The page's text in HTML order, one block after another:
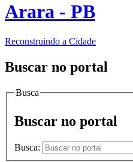
Arara - PB
Reconstruindo a Cidade
Buscar no portal
Busca
Buscar no portal
Busca: